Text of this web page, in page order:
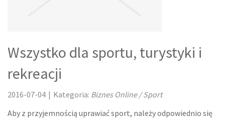
Wszystko dla sportu, turystyki i
rekreacji
2016-07-04 | Kategoria: Biznes Online / Sport
Aby z przyjemnością uprawiać sport, należy odpowiednio się